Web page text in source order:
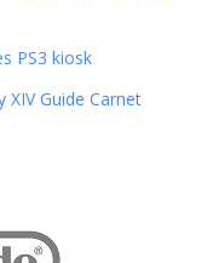
PS3 kiosk
XIV Guide Carnet